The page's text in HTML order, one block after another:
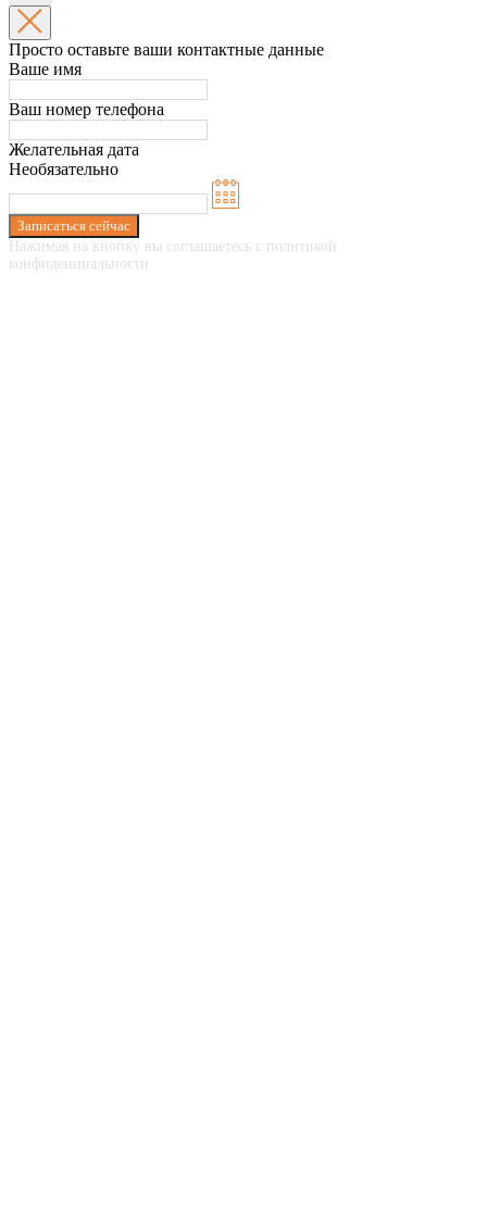
Просто оставьте ваши контактные данные
Ваше имя
Ваш номер телефона
Желательная дата
Необязательно
Записаться сейчас
Нажимая на кнопку вы соглашаетесь с политикой
конфиденциальности